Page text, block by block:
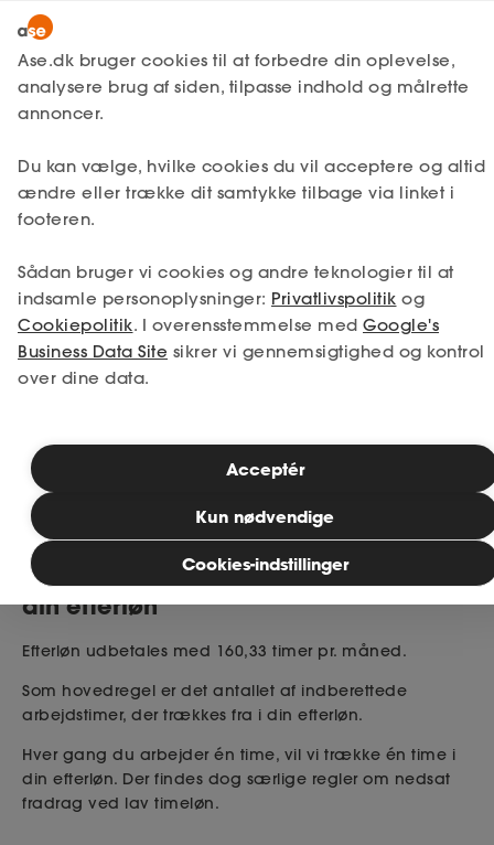
MitAse
Ase Selvstændig
Dokumenter.dk
Lønmodtager
A-kasse
Fagforening
Lønsikring
Få svar
Selvstændig
Studerende
Bliv medlem
Ase Selvstændig
Dokumenter.dk
Lønmodtager Få svar Efterløn
Efterløn og arbejde
arbejde uden begrænsning, selvom du går
efterløn. Arbejdstimerne trækkes blot fra i
din efterløn. Du må dog ikke have
lønmodtagerarbejde i din ægtefælles
virksomhed eller i en virksomhed, som du
selv eller din ægtefælle har bortforpagtet.
Publiceret: 29. maj 2026
Sådan fratrækkes arbejdstimerne fra
din efterløn
Efterløn udbetales med 160,33 timer pr. måned.
Som hovedregel er det antallet af indberettede
arbejdstimer, der trækkes fra i din efterløn.
Hver gang du arbejder én time, vil vi trække én time i
din efterløn. Der findes dog særlige regler om nedsat
fradrag ved lav timeløn.
Ase.dk bruger cookies til at forbedre din oplevelse,
analysere brug af siden, tilpasse indhold og målrette
annoncer.
Du kan vælge, hvilke cookies du vil acceptere og altid
ændre eller trække dit samtykke tilbage via linket i
footeren.
Sådan bruger vi cookies og andre teknologier til at
indsamle personoplysninger: Privatlivspolitik og
Cookiepolitik. I overensstemmelse med Google's
Business Data Site sikrer vi gennemsigtighed og kontrol
over dine data.
Cookies-indstillinger
Kun nødvendige
Acceptér